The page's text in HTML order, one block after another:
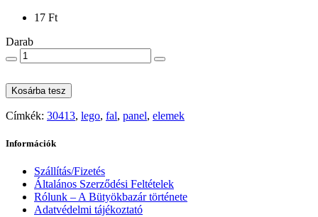
17 Ft
Darab
Kosárba tesz
Címkék: 30413, lego, fal, panel, elemek
Információk
Szállítás/Fizetés
Általános Szerződési Feltételek
Rólunk – A Bütyökbazár története
Adatvédelmi tájékoztató